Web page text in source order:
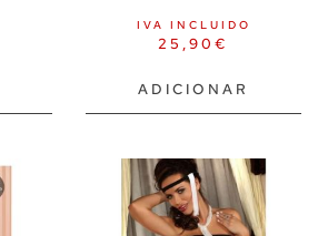
25,90 €
IVA INCLUIDO
ADICIONAR